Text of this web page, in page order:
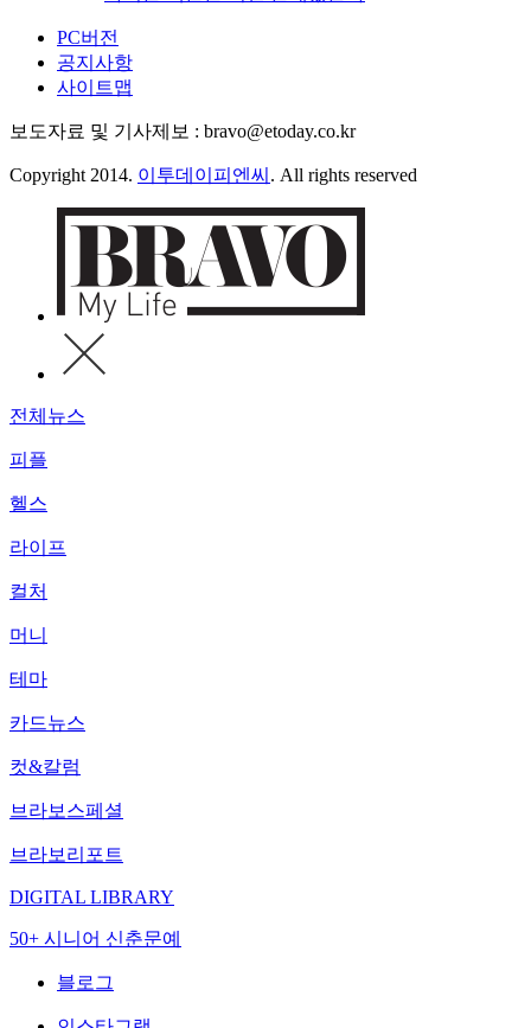
PC버전
공지사항
사이트맵
보도자료 및 기사제보 : bravo@etoday.co.kr
Copyright 2014. 이투데이피엔씨 . All rights reserved
전체뉴스
피플
헬스
라이프
컬처
머니
테마
카드뉴스
컷&칼럼
브라보스페셜
브라보리포트
DIGITAL LIBRARY
50+ 시니어 신춘문예
블로그